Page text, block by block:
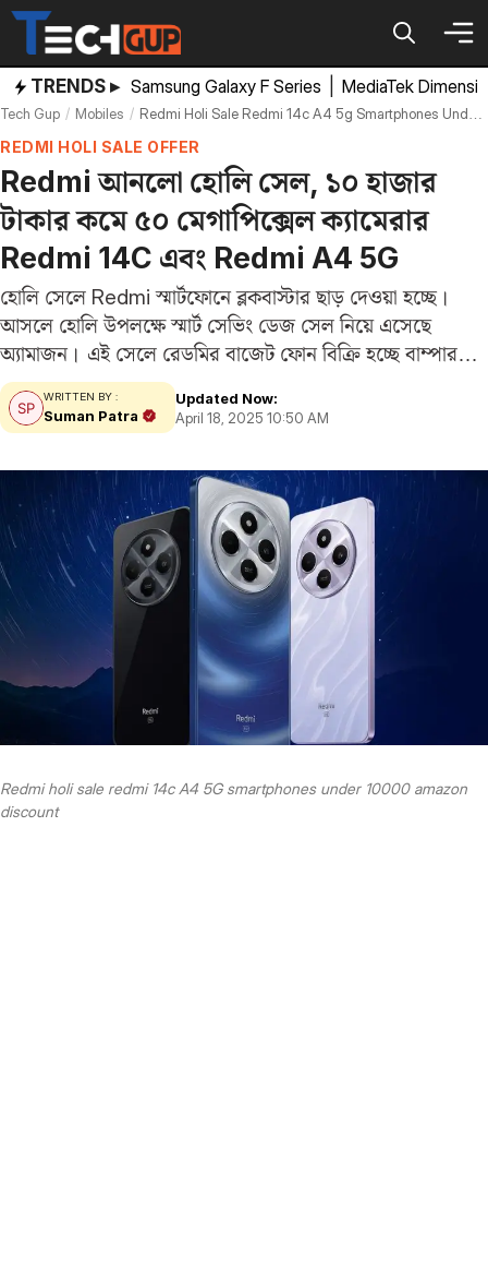
Skip
content
TRENDS ▸ Samsung Galaxy F Series MediaTek
Tech Gup Mobiles Redmi Holi Sale Redmi 14c A4 5g Smartphones Under 10000 Amazon Discount Offer
REDMI HOLI SALE OFFER
Redmi আনলো হোলি সেল, ১০ হাজার
টাকার কমে ৫০ মেগাপিক্সেল ক্যামেরার
Redmi 14C এবং Redmi A4 5G
হোলি সেলে Redmi স্মার্টফোনে ব্লকবাস্টার ছাড় দেওয়া হচ্ছে।
আসলে হোলি উপলক্ষে স্মার্ট সেভিং ডেজ সেল নিয়ে এসেছে
অ্যামাজন। এই সেলে রেডমির বাজেট ফোন বিক্রি হচ্ছে বাম্পার
ডিসকাউন্টে। যদি আপনার বাজেট ১০,০০০ টাকার কম হয় এবং
আপনি নতুন ফোন কিনতে চান,…
WRITTEN BY :
Suman Patra
Updated Now:
April 18, 2025 10:50 AM
Redmi holi sale redmi 14c A4 5G smartphones under 10000 amazon
discount